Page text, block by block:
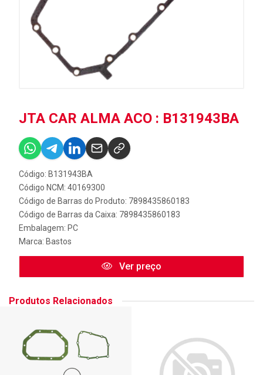
JTA CAR ALMA ACO : B131943BA
Código: B131943BA
Código NCM: 40169300
Código de Barras do Produto: 7898435860183
Código de Barras da Caixa: 7898435860183
Embalagem: PC
Marca: Bastos
Ver preço
Produtos Relacionados